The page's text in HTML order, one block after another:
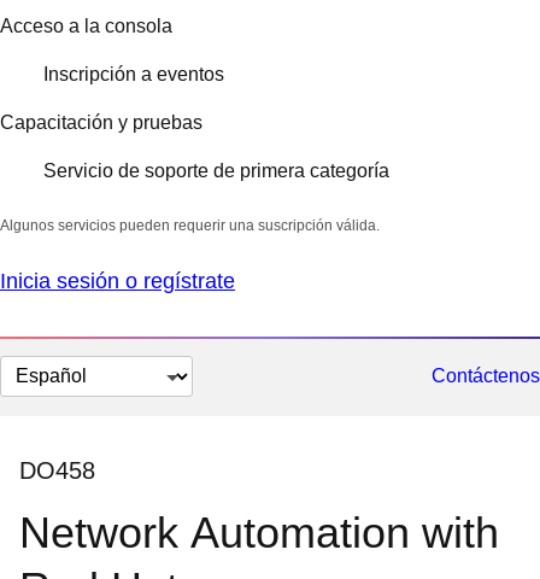
Acceso a la consola
Inscripción a eventos
Capacitación y pruebas
Servicio de soporte de primera categoría
Algunos servicios pueden requerir una suscripción válida.
Inicia sesión o regístrate
Cambiar
el
Contáctenos
DO458
Network Automation with